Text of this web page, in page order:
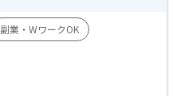
副業・WワークOK